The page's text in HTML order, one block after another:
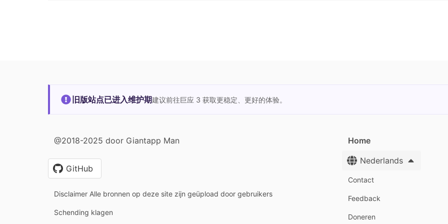
旧版站点已进入维护期建议前往巨应 3 获取更稳定、更好的体验。
@2018-2025 door Giantapp Man
GitHub
Disclaimer Alle bronnen op deze site zijn geüpload door gebruikers
Schending klagen
Home
Nederlands
Contact
Feedback
Doneren